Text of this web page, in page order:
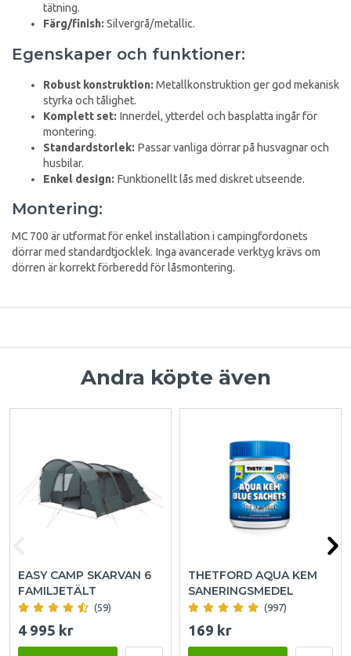
tätning.
Färg/finish:Silvergrå/metallic.
Egenskaper och funktioner:
Robust konstruktion:Metallkonstruktion ger god mekanisk
styrka och tålighet.
Komplett set: Innerdel, ytterdel och basplatta ingår för
montering.
Standardstorlek: Passar vanliga dörrar på husvagnar och
husbilar.
Enkel design: Funktionellt lås med diskret utseende.
Montering:
MC 700 är utformat för enkel installation i campingfordonets
dörrar med standardtjocklek. Inga avancerade verktyg krävs om
dörren är korrekt förberedd för låsmontering.
Andra köpte även
EASY CAMP SKARVAN 6
FAMILJETÄLT
(59)
4 995 kr
THETFORD AQUA KEM
SANERINGSMEDEL
(997)
169 kr